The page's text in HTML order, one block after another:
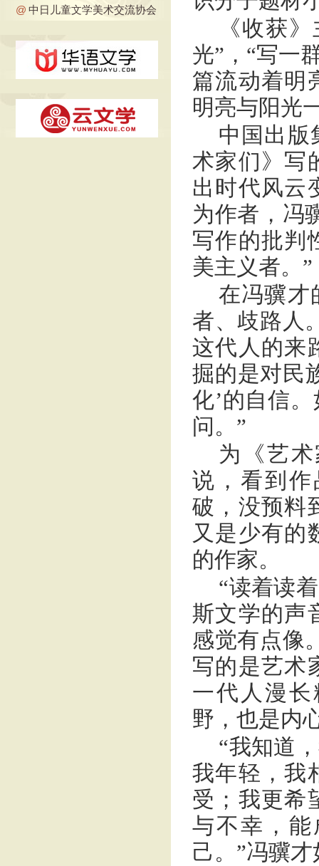
@ 中日儿童文学美术交流协会
《收获
光”，“写一
篇流动着明
明亮与阳光
中国出版
术家们》写
出时代风云
为作者，冯
写作的批判
美主义者。”
在冯骥才
者、歧路人
这代人的来
掘的是对民
化’的自信
问。”
为《艺
说，看到
破，没预料
又是少有的
的作家。
“读着读
斯文学的声
感觉有点像
写的是艺术
一代人漫
野，也是内
“我知道
我年轻，我
受；我更希
与不幸，
己。”冯骥